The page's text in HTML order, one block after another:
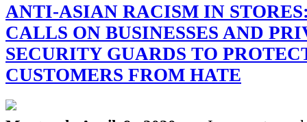
ANTI-ASIAN RACISM IN
CALLS ON BUSINESSES AND
SECURITY GUARDS TO
CUSTOMERS FROM HATE